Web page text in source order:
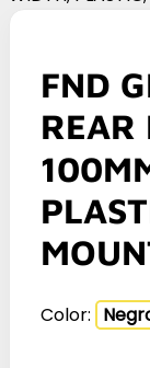
FND
REAR
Color: